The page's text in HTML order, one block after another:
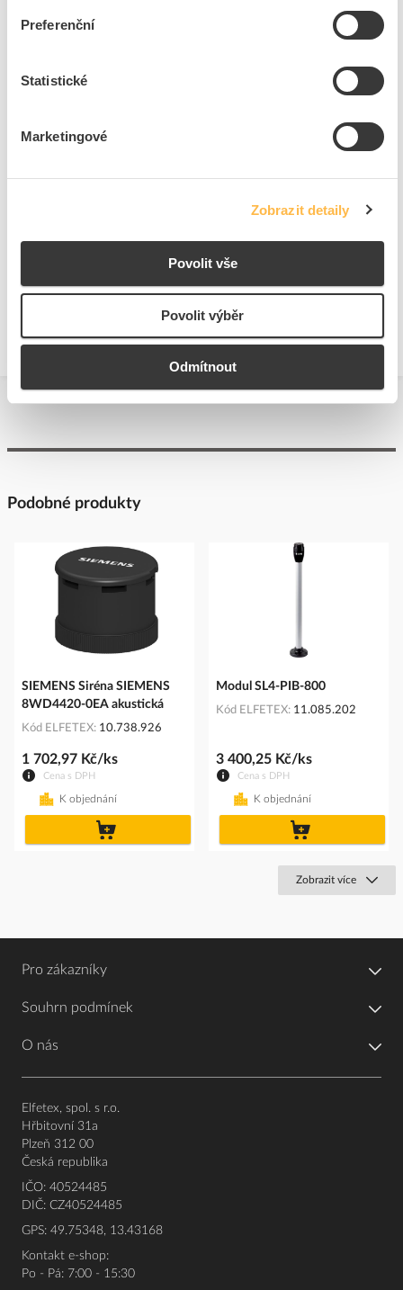
Preferenční
Statistické
Marketingové
Zobrazit detaily
Povolit vše
Povolit výběr
Odmítnout
frekvence
Odpovědnost za produkt +
Adresa: Komárovská 2406/57, 193 00 Praha 9 - Horní Počernice,
Technická specifikace.pdf
Podobné produkty
SIEMENS Siréna SIEMENS
8WD4420-0EA akustická
Kód ELFETEX 10.738.926
Cena s DPH
1 702,97 Kč/ks
K objednání
Modul SL4-PIB-800
Kód ELFETEX 11.085.202
Cena s DPH
3 400,25 Kč/ks
K objednání
Zobrazit více
Pro zákazníky
Souhrn podmínek
O nás
Elfetex, spol. s r.o.
Hřbitovní 31a
Plzeň 312 00
Česká republika
IČO: 40524485
DIČ: CZ40524485
GPS: 49.75348, 13.43168
Kontakt e-shop:
Po - Pá: 7:00 - 15:30